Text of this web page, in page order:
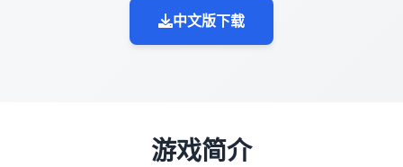
中文版下载
游戏简介